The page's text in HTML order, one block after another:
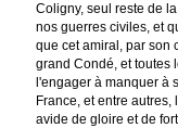
Coligny, seul reste de
nos guerres civiles, et
que cet amiral, par son
grand Condé, et toutes
l'engager à manquer à
France, et entre
avide de gloire et de